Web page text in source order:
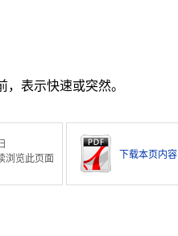
表示快速或突然。
浏览此页面
下载本页内容